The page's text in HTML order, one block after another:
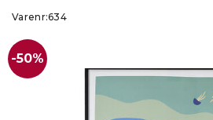
Varenr:634
50%